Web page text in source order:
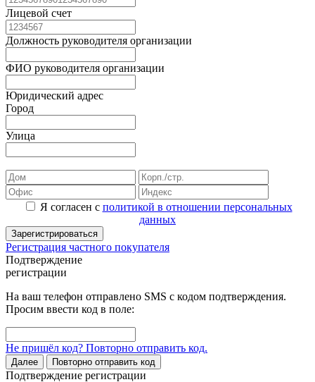
Лицевой счет
Должность руководителя организации
ФИО руководителя организации
Юридический адрес
Город
Улица
Я согласен с политикой в отношении персональных
данных
Зарегистрироваться
Регистрация частного покупателя
Подтверждение
регистрации
На ваш телефон отправлено SMS с кодом подтверждения.
Просим ввести код в поле:
Не пришёл код? Повторно отправить код.
Далее Повторно отправить код
Подтверждение регистрации